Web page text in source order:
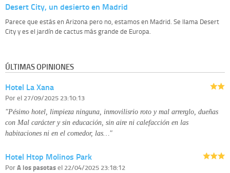
Desert City, un desierto en Madrid
Parece que estás en Arizona pero no, estamos en Madrid. Se llama Desert
City y es el jardín de cactus más grande de Europa.
ÚLTIMAS OPINIONES
Hotel La Xana
Porel 27/09/2025 23:10:13
"Pésimo hotel, limpieza ninguna, inmovilisrio roto y mal arrerglo, dueñas
con Mal carácter y sin educación, sin aire ni calefacción en las
habitaciones ni en el comedor, las…"
Hotel Htop Molinos Park
PorA los pasotasel 22/04/2025 23:18:12